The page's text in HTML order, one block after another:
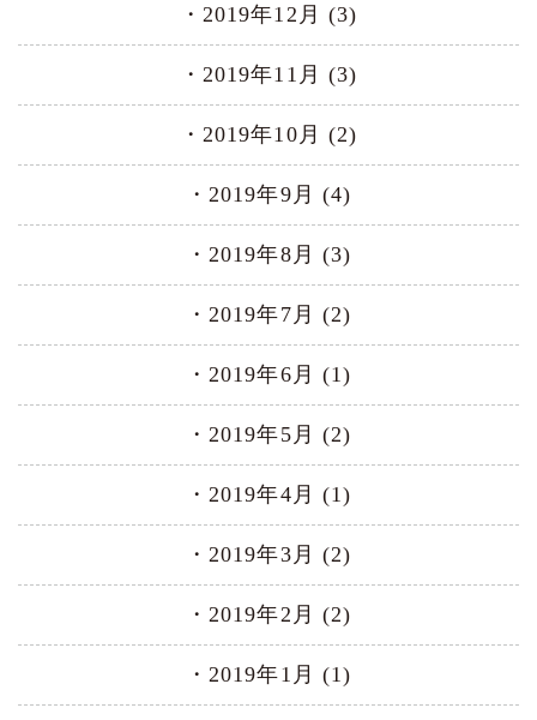
2019年12月 (3)
2019年11月 (3)
2019年10月 (2)
2019年9月 (4)
2019年8月 (3)
2019年7月 (2)
2019年6月 (1)
2019年5月 (2)
2019年4月 (1)
2019年3月 (2)
2019年2月 (2)
2019年1月 (1)